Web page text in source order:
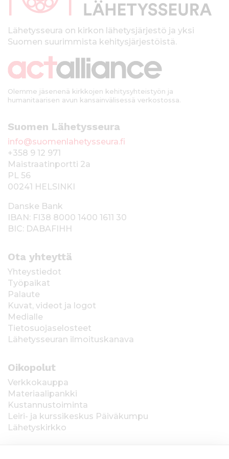
kLähetysseura on kirkon lähetysjärjestö ja yksi
Suomen suurimmista kehitysjärjestöistä.
Olemme jäsenenä kirkkojen kehitysyhteistyön ja
humanitaarisen avun kansainvälisessä verkostossa.
Suomen Lähetysseura
info@suomenlahetysseura.fi
+358 9 12 971
Maistraatinportti 2a
PL 56
00241 HELSINKI
Danske Bank
IBAN: FI38 8000 1400 1611 30
BIC: DABAFIHH
Ota yhteyttä
Yhteystiedot
Työpaikat
Palaute
Kuvat, videot ja logot
Medialle
Tietosuojaselosteet
Lähetysseuran ilmoituskanava
Oikopolut
Verkkokauppa
Materiaalipankki
Kustannustoiminta
Leiri- ja kurssikeskus Päiväkumpu
Lähetyskirkko